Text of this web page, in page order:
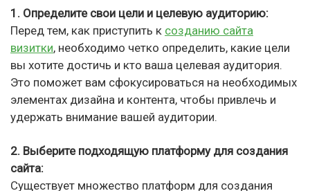
1. Определите свои цели и целевую аудиторию:
Перед тем, как приступить к созданию сайта
визитки, необходимо четко определить, какие цели
вы хотите достичь и кто ваша целевая аудитория.
Это поможет вам сфокусироваться на необходимых
элементах дизайна и контента, чтобы привлечь и
удержать внимание вашей аудитории.
2. Выберите подходящую платформу для создания
сайта:
Существует множество платформ для создания